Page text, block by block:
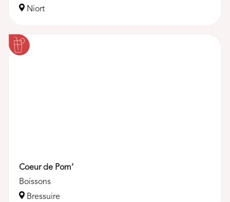
Niort
Coeur de Pom’
Boissons
Bressuire